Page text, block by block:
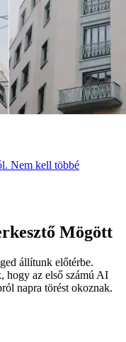
Nem kell többé
Mögött
állítunk előtérbe.
hogy az első számú AI
napra törést okoznak.